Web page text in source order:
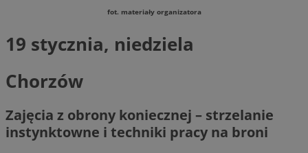
fot. materiały organizatora
19 stycznia, niedziela
Chorzów
Zajęcia z obrony koniecznej – strzelanie
instynktowne i techniki pracy na broni